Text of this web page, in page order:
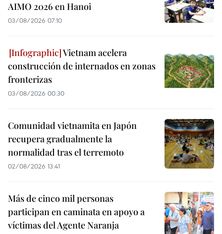
AIMO 2026 en Hanoi
03/08/2026 07:10
Vietnam acelera
construcción de internados en zonas
fronterizas
03/08/2026 00:30
Comunidad vietnamita en Japón
recupera gradualmente la
normalidad tras el terremoto
02/08/2026 13:41
Más de cinco mil personas
participan en caminata en apoyo a
víctimas del Agente Naranja